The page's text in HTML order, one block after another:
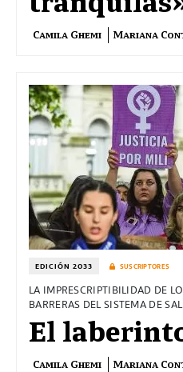
Camila Ghemi Mariana
EDICIÓN 2033 SUSCRIPTORES
LA IMPRESCRIPTIBILIDAD DE
BARRERAS DEL SISTEMA DE
El
Camila Ghemi Mariana